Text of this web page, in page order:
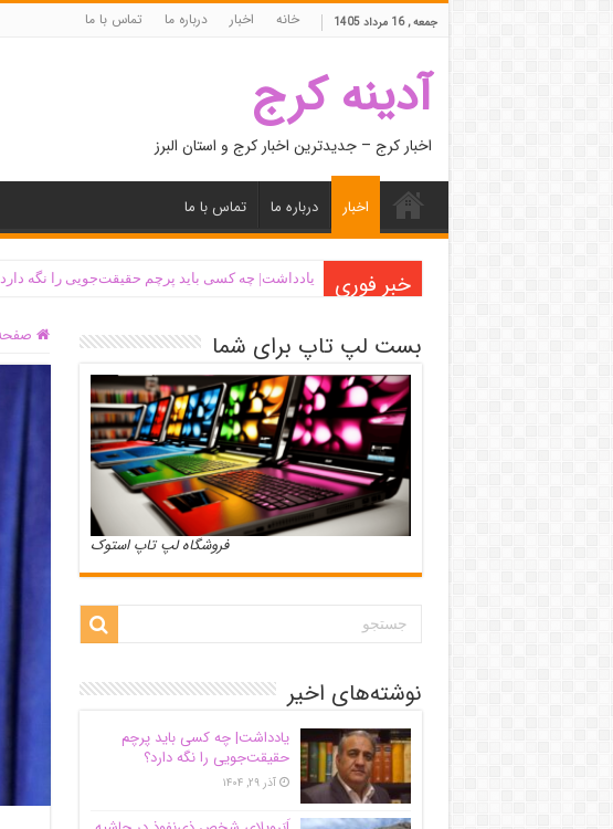
جمعه , 16 مرداد 1405 خانه اخبار درباره ما تماس با ما
آدینه کرج
اخبار کرج – جدیدترین اخبار کرج و استان البرز
اخبار درباره ما تماس با ما
خبر فوری یادداشت| ‌چه کسی باید پرچم حقیقت‌جویی را نگه
بست لپ تاپ برای شما
فروشگاه لپ تاپ استوک
نوشته‌های اخیر
یادداشت| ‌چه کسی باید پرچم
حقیقت‌جویی را نگه دارد؟
آذر ۲۹, ۱۴۰۴